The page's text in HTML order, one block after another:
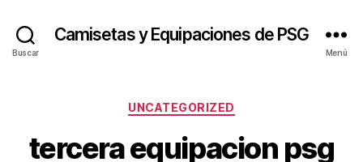
Buscar
Camisetas y Equipaciones de PSG
Menú
Categorías
UNCATEGORIZED
tercera equipacion psg